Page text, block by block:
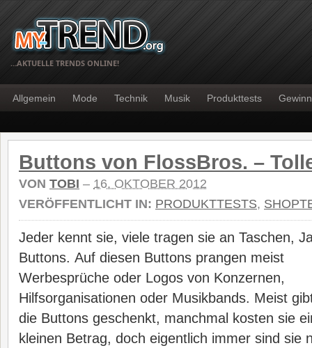
…AKTUELLE TRENDS ONLINE!
Allgemein Mode Technik Musik Produkttests
Buttons von FlossBros. –
VON TOBI – 16. OKTOBER 2012
VERÖFFENTLICHT IN: PRODUKTTESTS,
Jeder kennt sie, viele tragen sie an Taschen,
Buttons. Auf diesen Buttons prangen meist
Werbesprüche oder Logos von Konzernen,
Hilfsorganisationen oder Musikbands. Meist
die Buttons geschenkt, manchmal kosten sie
kleinen Betrag, doch eigentlich immer sind sie